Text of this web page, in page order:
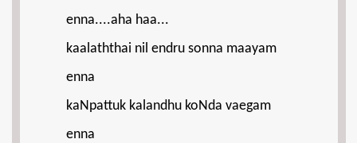
enna....aha haa...
kaalaththai nil endru sonna maayam
enna
kaNpattuk kalandhu koNda vaegam
enna